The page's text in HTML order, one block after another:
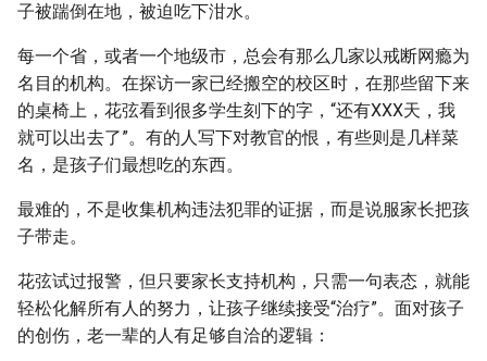
子被踹倒在地，被迫吃下泔水。
每一个省，或者一个地级市，总会有那么几家以戒断网瘾为
名目的机构。在探访一家已经搬空的校区时，在那些留下来
的桌椅上，花弦看到很多学生刻下的字，“还有XXX天，我
就可以出去了”。有的人写下对教官的恨，有些则是几样菜
名，是孩子们最想吃的东西。
最难的，不是收集机构违法犯罪的证据，而是说服家长把孩
子带走。
花弦试过报警，但只要家长支持机构，只需一句表态，就能
轻松化解所有人的努力，让孩子继续接受“治疗”。面对孩子
的创伤，老一辈的人有足够自洽的逻辑：